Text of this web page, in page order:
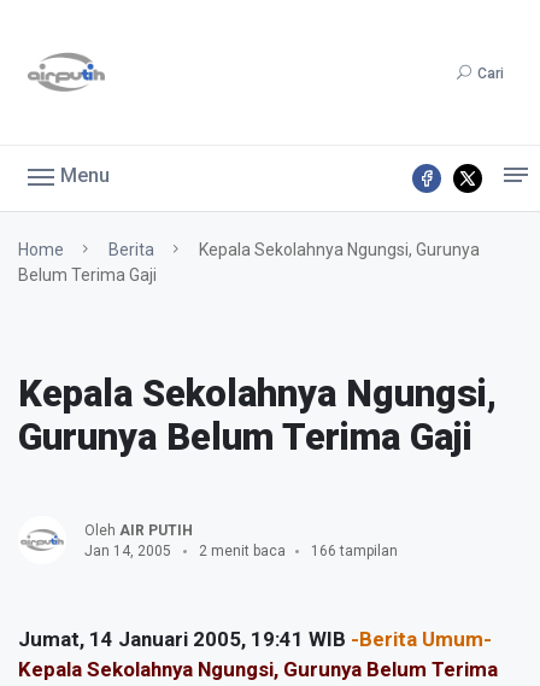
Cari
Menu
Home Berita
Kepala Sekolahnya Ngungsi, Gurunya
Belum Terima Gaji
Kepala Sekolahnya Ngungsi,
Gurunya Belum Terima Gaji
Oleh AIR PUTIH
Jan 14, 2005
2 menit baca 166 tampilan
Jumat, 14 Januari 2005, 19:41 WIB -Berita Umum-
Kepala Sekolahnya Ngungsi, Gurunya Belum Terima